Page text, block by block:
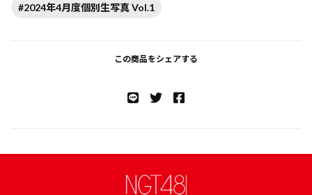
#2024年4月度個別生写真 Vol.1
この商品をシェアする